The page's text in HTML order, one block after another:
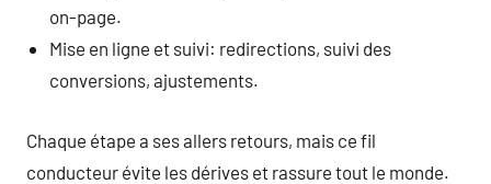
on-page.
Mise en ligne et suivi: redirections, suivi des
conversions, ajustements.
Chaque étape a ses allers retours, mais ce fil
conducteur évite les dérives et rassure tout le monde.